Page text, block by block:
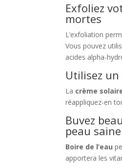
Exfoliez
mortes
L’exfoliation
Vous pouvez
acides alpha-
Utilisez
La crème
réappliquez-en
Buvez
peau saine
Boire de l’eau
apportera les